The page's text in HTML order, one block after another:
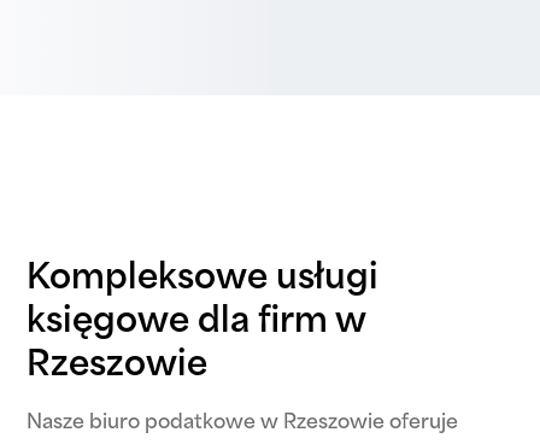
Kompleksowe usługi
księgowe dla firm w
Rzeszowie
Nasze biuro podatkowe w Rzeszowie oferuje